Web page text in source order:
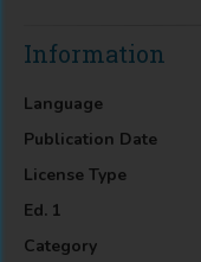
Information
Language
Publication Date
License Type
Ed. 1
Category